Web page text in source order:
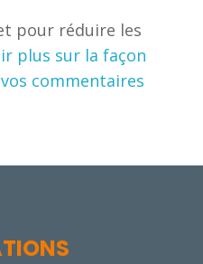
pour réduire les
plus sur la façon
commentaires